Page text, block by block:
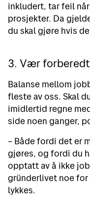
inkludert, tar feil
prosjekter. Da
du skal gjøre hvis
3. Vær
Balanse mellom
fleste av oss. Skal
imidlertid regne
side noen ganger,
– Både fordi det er
gjøres, og fordi du
opptatt av å ikke
gründerlivet noe for
lykkes.